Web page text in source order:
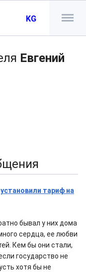
KG
Евгений
тариф на
бывал у них дома
сердца, ее любви
Кем бы они стали,
государство не
хотя бы не